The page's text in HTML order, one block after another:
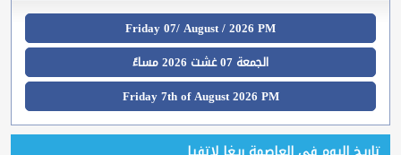
Friday 07/ August / 2026 PM
الجمعة 07 غشت 2026 مساءً
Friday 7th of August 2026 PM